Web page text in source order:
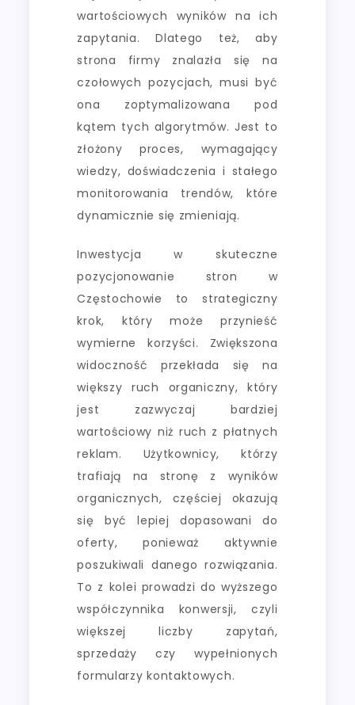
wartościowych wyników na ich
zapytania. Dlatego też, aby
strona firmy znalazła się na
czołowych pozycjach, musi być
ona zoptymalizowana pod
kątem tych algorytmów. Jest to
złożony proces, wymagający
wiedzy, doświadczenia i stałego
monitorowania trendów, które
dynamicznie się zmieniają.
Inwestycja w skuteczne
pozycjonowanie stron w
Częstochowie to strategiczny
krok, który może przynieść
wymierne korzyści. Zwiększona
widoczność przekłada się na
większy ruch organiczny, który
jest zazwyczaj bardziej
wartościowy niż ruch z płatnych
reklam. Użytkownicy, którzy
trafiają na stronę z wyników
organicznych, częściej okazują
się być lepiej dopasowani do
oferty, ponieważ aktywnie
poszukiwali danego rozwiązania.
To z kolei prowadzi do wyższego
współczynnika konwersji, czyli
większej liczby zapytań,
sprzedaży czy wypełnionych
formularzy kontaktowych.